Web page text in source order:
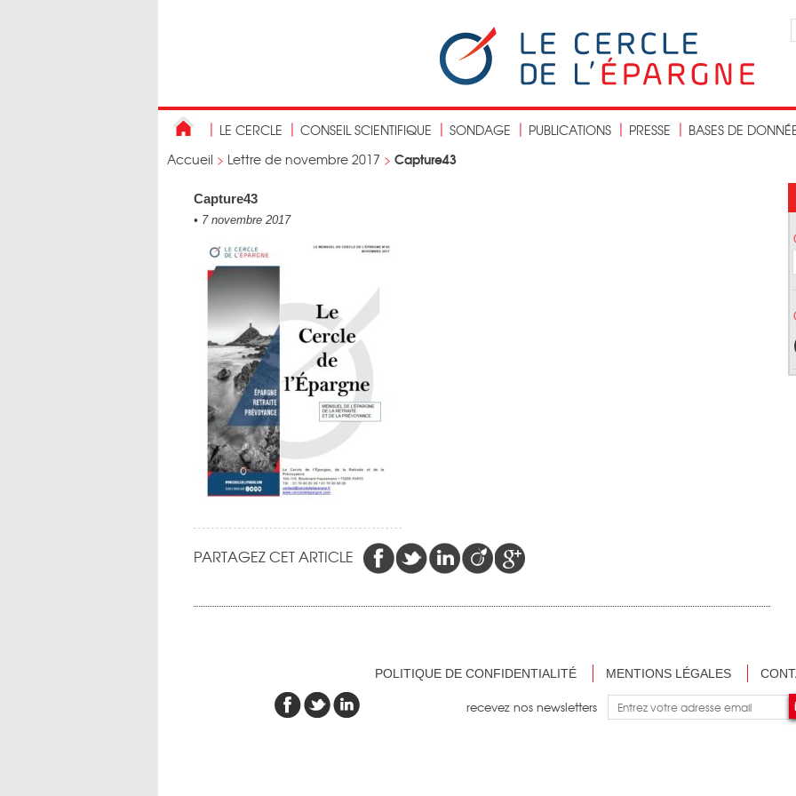
LE CERCLE CONSEIL SCIENTIFIQUE SONDAGE PUBLICATIONS PRESSE
BASES DE
Accueil > Lettre de novembre 2017 > Capture43
Capture43
• 7 novembre 2017
PARTAGEZ CET ARTICLE
POLITIQUE DE CONFIDENTIALITÉ MENTIONS LÉGALES
recevez nos newsletters